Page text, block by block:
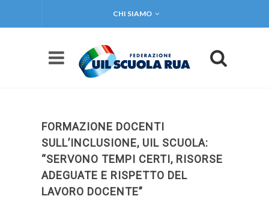
CHI SIAMO
FORMAZIONE DOCENTI
SULL’INCLUSIONE, UIL SCUOLA:
“SERVONO TEMPI CERTI, RISORSE
ADEGUATE E RISPETTO DEL
LAVORO DOCENTE”